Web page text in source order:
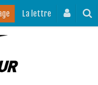
La lettre